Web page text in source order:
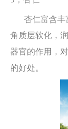
杏仁富含丰
角质层软化，
器官的作用，
的好处。